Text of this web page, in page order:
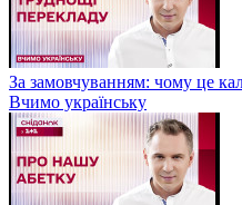
За замовчуванням: чому це
Вчимо українську